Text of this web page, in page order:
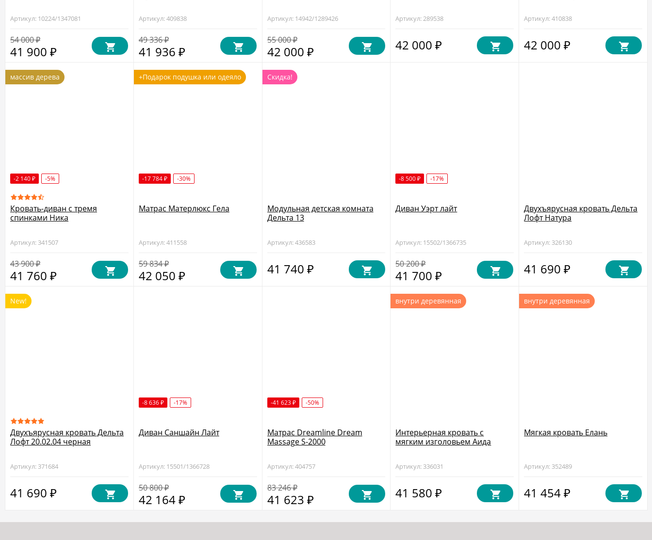
Артикул: 10224/1347081
54 000₽
41 900 ₽
Артикул: 409838
49 336₽
41 936 ₽
Артикул: 14942/1289426
55 000₽
42 000 ₽
Артикул: 289538
42 000₽
Артикул: 410838
42 000₽
массив дерева
-2 140 ₽ -5%
Кровать-диван с тремя
спинками Ника
Артикул: 341507
43 900₽
41 760 ₽
+Подарок подушка или одеяло
-17 784 ₽ -30%
Матрас Матерлюкс Гела
Артикул: 411558
59 834₽
42 050 ₽
Скидка!
Модульная детская комната
Дельта 13
Артикул: 436583
41 740 ₽
-8 500₽ -17%
Диван Уэрт лайт
Артикул: 15502/1366735
50 200₽
41 700₽
Двухъярусная кровать Дельта
Лофт Натура
Артикул: 326130
41 690₽
New!
Двухъярусная кровать Дельта
Лофт 20.02.04 черная
Артикул: 371684
41 690 ₽
-8 636 ₽ -17%
Диван Саншайн Лайт
Артикул: 15501/1366728
50 800₽
42 164 ₽
-41 623 ₽ -50%
Матрас Dreamline Dream
Massage S-2000
Артикул: 404757
83 246₽
41 623 ₽
внутри деревянная
Интерьерная кровать с
мягким изголовьем Аида
Артикул: 336031
41 580₽
внутри деревянная
Мягкая кровать Елань
Артикул: 352489
41 454₽